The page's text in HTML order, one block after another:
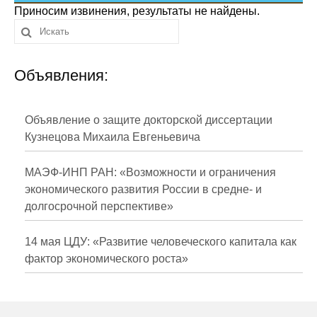
Сотрудники
Отчетность
Противодействие коррупции
Публикации
Научная жизнь
Издания
Проблемы прогнозирования
О журнале
Приносим извинения, результаты не найдены.
Объявления:
Объявление о защите докторской диссертации
Кузнецова Михаила Евгеньевича
МАЭФ-ИНП РАН: «Возможности и ограничения
экономического развития России в средне- и
долгосрочной перспективе»
14 мая ЦДУ: «Развитие человеческого капитала как
фактор экономического роста»